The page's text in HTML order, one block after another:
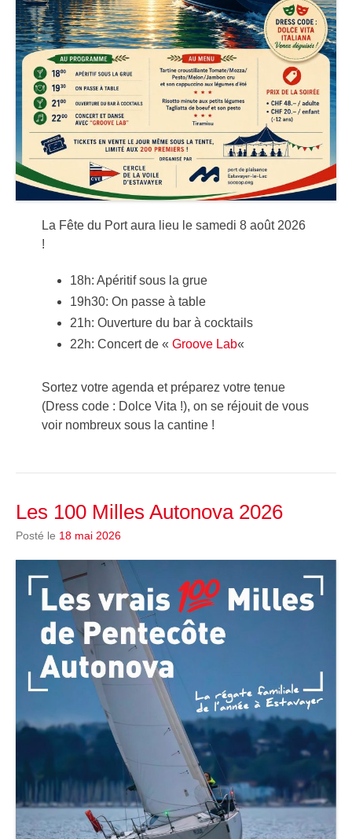
La Fête du Port aura lieu le samedi 8 août 2026
!
18h: Apéritif sous la grue
19h30: On passe à table
21h: Ouverture du bar à cocktails
22h: Concert de « Groove Lab«
Sortez votre agenda et préparez votre tenue
(Dress code : Dolce Vita !), on se réjouit de vous
voir nombreux sous la cantine !
Les 100 Milles Autonova 2026
Posté le 18 mai 2026